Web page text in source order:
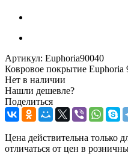
Артикул: Еuphoria90040
Ковровое покрытие Еuphoria
Нет в наличии
Нашли дешевле?
Поделиться
Цена действительна только
отличаться от цен в